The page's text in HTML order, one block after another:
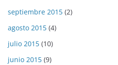
septiembre 2015 (2)
agosto 2015 (4)
julio 2015 (10)
junio 2015 (9)